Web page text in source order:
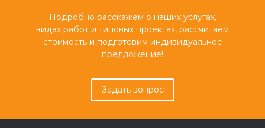
Подробно расскажем о наших услугах,
видах работ и типовых проектах, рассчитаем
стоимость и подготовим индивидуальное
предложение!
Задать вопрос